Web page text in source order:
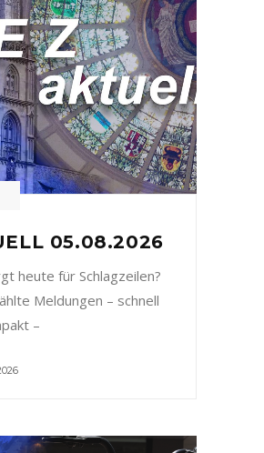
05.08.2026
heute für Schlagzeilen?
Meldungen – schnell
–